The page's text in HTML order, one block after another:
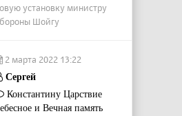
установку министру
Шойгу
2 марта 2022 13:22
Сергей
Константину Царствие
и Вечная память